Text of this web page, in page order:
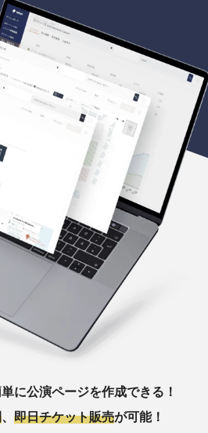
に公演ページを作成できる！
、 即日チケット販売が可能！